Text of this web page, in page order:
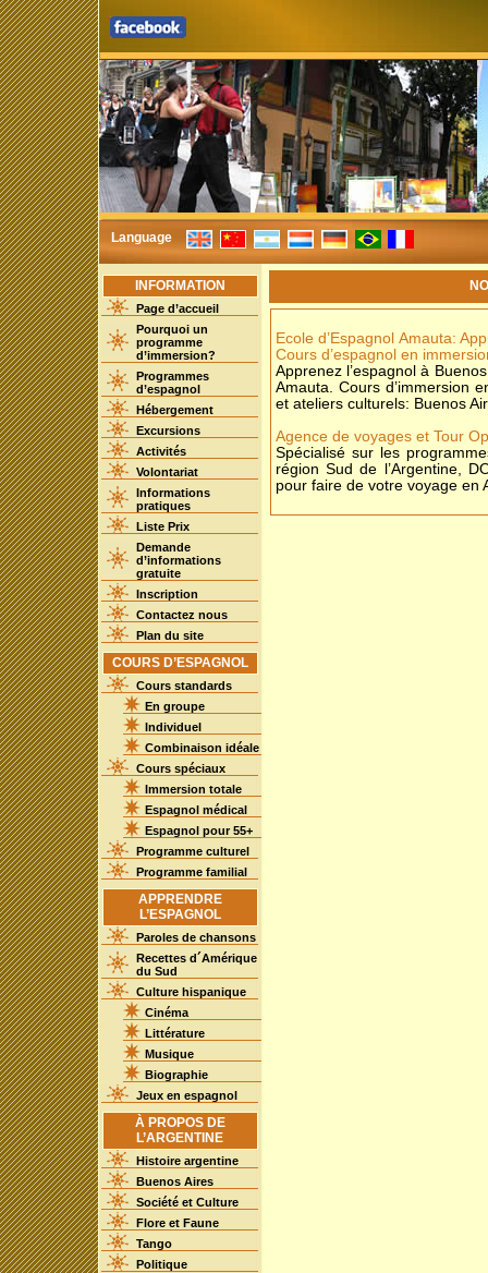
Language
INFORMATION
Page d’accueil
Pourquoi un
programme
d’immersion?
Programmes
d’espagnol
Hébergement
Excursions
Activités
Volontariat
Informations
pratiques
Liste Prix
Demande
d’informations
gratuite
Inscription
Contactez nous
Plan du site
COURS D’ESPAGNOL
Cours standards
En groupe
Individuel
Combinaison idéale
Cours spéciaux
Immersion totale
Espagnol médical
Espagnol pour 55+
Programme culturel
Programme familial
APPRENDRE
L’ESPAGNOL
Paroles de chansons
Recettes d´Amérique
du Sud
Culture hispanique
Cinéma
Littérature
Musique
Biographie
Jeux en espagnol
À PROPOS DE
L’ARGENTINE
Histoire argentine
Buenos Aires
Société et Culture
Flore et Faune
Tango
Politique
Ecole d’Espagnol Amauta:
Cours d’espagnol en
Apprenez l’espagnol à
Amauta. Cours d’immersion
et ateliers culturels: Buenos
Agence de voyages et Tour
Spécialisé sur les
région Sud de l’Argentine,
pour faire de votre voyage en